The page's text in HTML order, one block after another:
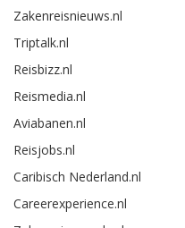
Zakenreisnieuws.nl
Triptalk.nl
Reisbizz.nl
Reismedia.nl
Aviabanen.nl
Reisjobs.nl
Caribisch Nederland.nl
Careerexperience.nl